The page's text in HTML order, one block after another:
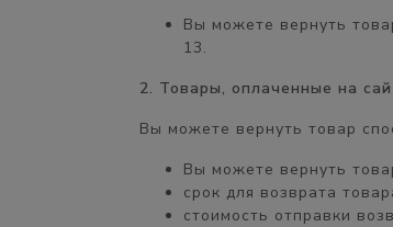
Вы можете вернуть
13.
2. Товары, оплаченные на
Вы можете вернуть товар
Вы можете вернуть
срок для возврата
стоимость отправки